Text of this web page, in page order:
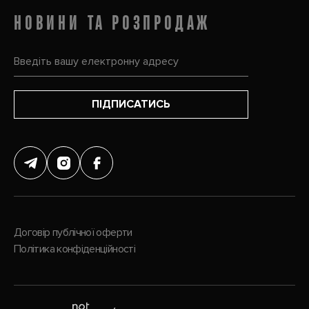
НОВИНИ ТА РОЗПРОДАЖ
ПІДПИСАТИСЬ
Договір публічної оферти
Політика конфіденційності